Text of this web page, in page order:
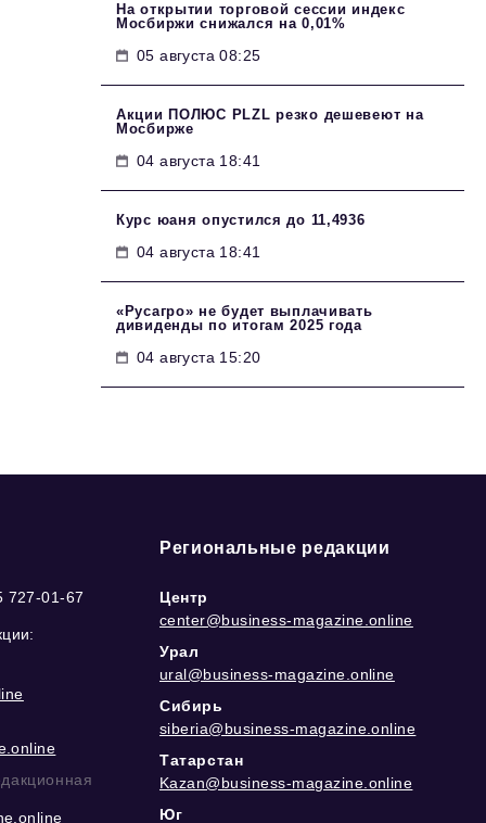
На открытии торговой сессии индекс
Мосбиржи снижался на 0,01%
05 августа 08:25
Акции ПОЛЮС PLZL резко дешевеют на
Мосбирже
04 августа 18:41
Курс юаня опустился до 11,4936
04 августа 18:41
«Русагро» не будет выплачивать
дивиденды по итогам 2025 года
04 августа 15:20
727-01-67
Региональные редакции
Центр
center@business-magazine.online
Урал
ural@business-magazine.online
Сибирь
siberia@business-magazine.online
Татарстан
Kazan@business-magazine.online
Юг